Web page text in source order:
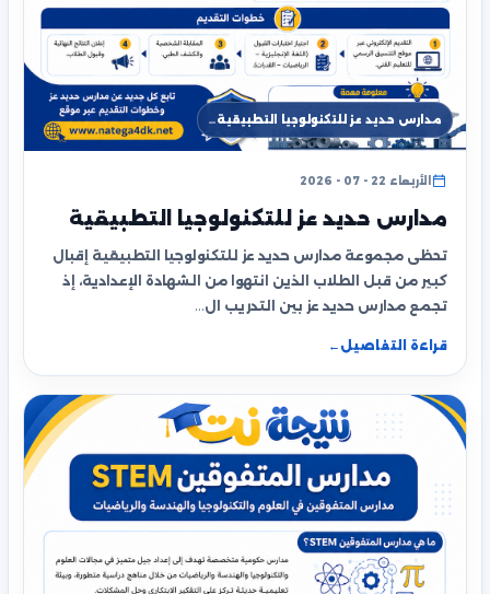
مدارس حديد عز للتكنولوجيا التطبيقية…
الأربعاء 22 - 07 - 2026
مدارس حديد عز للتكنولوجيا التطبيقية
تحظى مجموعة مدارس حديد عز للتكنولوجيا التطبيقية إقبال
كبير من قبل الطلاب الذين انتهوا من الشهادة الإعدادية، إذ
تجمع مدارس حديد عز بين التدريب ال…
قراءة التفاصيل ←